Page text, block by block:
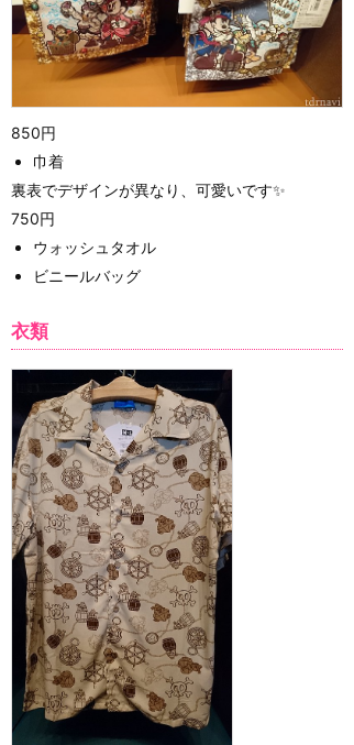
850円
巾着
裏表でデザインが異なり、可愛いです✨
750円
ウォッシュタオル
ビニールバッグ
衣類